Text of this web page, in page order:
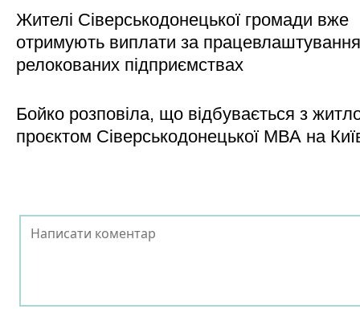
Жителі Сіверськодонецької громади вже
отримують виплати за
релокованих підприємствах
Бойко розповіла, що відбувається з
проєктом Сіверськодонецької МВА на